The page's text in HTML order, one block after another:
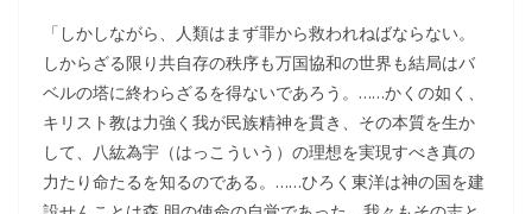
「しかしながら、人類はまず罪から救われねばならない。
しからざる限り共自存の秩序も万国協和の世界も結局はバ
ベルの塔に終わらざるを得ないであろう。……かくの如く、
キリスト教は力強く我が民族精神を貫き、その本質を生か
して、八紘為宇（はっこういう）の理想を実現すべき真の
力たり命たるを知るのである。……ひろく東洋は神の国を建